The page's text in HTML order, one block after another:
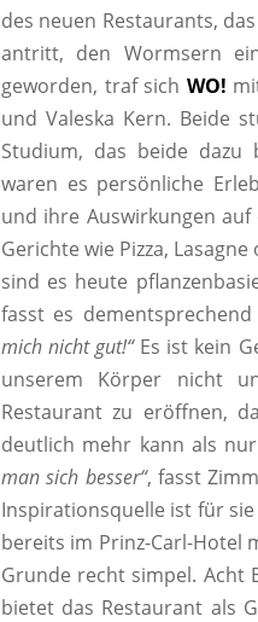
des neuen Restaurants,
antritt, den Wormsern
geworden, traf sich WO!
und Valeska Kern. Beide
Studium, das beide dazu
waren es persönliche
und ihre Auswirkungen
Gerichte wie Pizza,
sind es heute
fasst es dementsprechend
mich nicht gut!“Es ist kein
unserem Körper nicht
Restaurant zu eröffnen,
deutlich mehr kann als
man sich besser“, fasst
Inspirationsquelle ist für
bereits im Prinz-Carl-Hotel
Grunde recht simpel. Acht
bietet das Restaurant als